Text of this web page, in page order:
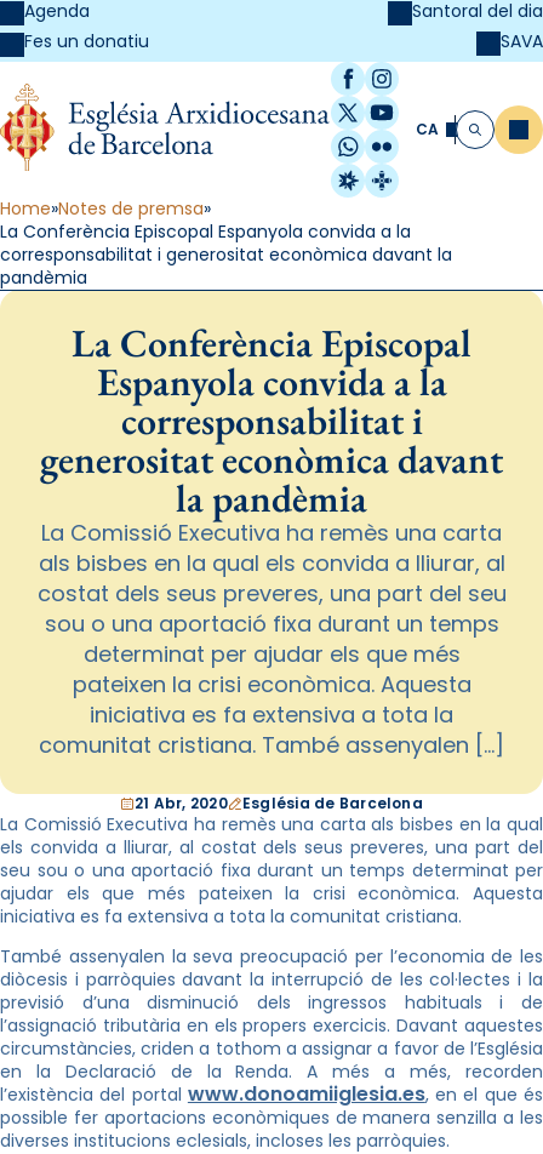
Agenda
Fes un donatiu
Santoral del dia
SAVA
Facebook
Instagram
X / Twitter
YouTube
WhatsApp
Flickr
Radio Estel
Catalunya
CA Cerca
Home Notes de premsa
La Conferència Episcopal Espanyola convida a la
corresponsabilitat i generositat econòmica davant la
pandèmia
La Conferència Episcopal
Espanyola convida a la
corresponsabilitat i
generositat econòmica davant
la pandèmia
La Comissió Executiva ha remès una carta
als bisbes en la qual els convida a lliurar, al
costat dels seus preveres, una part del seu
sou o una aportació fixa durant un temps
determinat per ajudar els que més
pateixen la crisi econòmica. Aquesta
iniciativa es fa extensiva a tota la
comunitat cristiana. També assenyalen […]
21 Abr, 2020 Església de Barcelona
La Comissió Executiva ha remès una carta als bisbes en la qual
els convida a lliurar, al costat dels seus preveres, una part del
seu sou o una aportació fixa durant un temps determinat per
ajudar els que més pateixen la crisi econòmica. Aquesta
iniciativa es fa extensiva a tota la comunitat cristiana.
També assenyalen la seva preocupació per l’economia de les
diòcesis i parròquies davant la interrupció de les col·lectes i la
previsió d’una disminució dels ingressos habituals i de
l’assignació tributària en els propers exercicis. Davant aquestes
circumstàncies, criden a tothom a assignar a favor de l’Església
en la Declaració de la Renda. A més a més, recorden
l’existència del portal www.donoamiiglesia.es, en el que és
possible fer aportacions econòmiques de manera senzilla a les
diverses institucions eclesials, incloses les parròquies.